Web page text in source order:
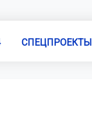
СПЕЦПРОЕКТЫ